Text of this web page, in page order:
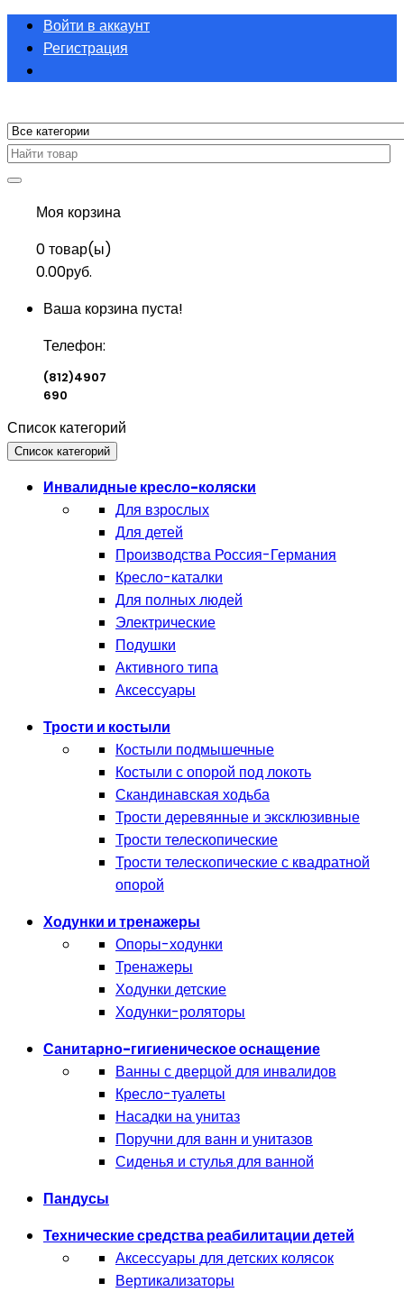
Войти в аккаунт
Регистрация
Моя корзина
0товар(ы)
0.00руб.
Ваша корзина пуста!
Телефон:
(812)4907
690
Список категорий
Список категорий
Инвалидные кресло-коляски
Для взрослых
Для детей
Производства Россия-Германия
Кресло-каталки
Для полных людей
Электрические
Подушки
Активного типа
Аксессуары
Трости и костыли
Костыли подмышечные
Костыли с опорой под локоть
Скандинавская ходьба
Трости деревянные и эксклюзивные
Трости телескопические
Трости телескопические с квадратной
опорой
Ходунки и тренажеры
Опоры-ходунки
Тренажеры
Ходунки детские
Ходунки-роляторы
Санитарно-гигиеническое оснащение
Ванны с дверцой для инвалидов
Кресло-туалеты
Насадки на унитаз
Поручни для ванн и унитазов
Сиденья и стулья для ванной
Пандусы
Технические средства реабилитации детей
Аксессуары для детских колясок
Вертикализаторы